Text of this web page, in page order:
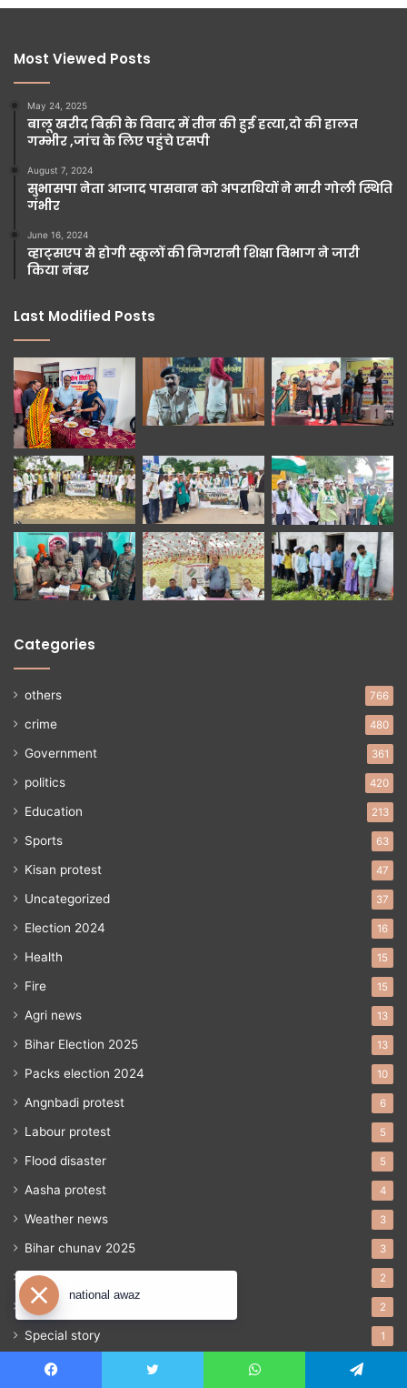
Most Viewed Posts
May 24, 2025
बालू खरीद बिक्री के विवाद में तीन की हुई हत्या,दो की हालत
गम्भीर ,जांच के लिए पहुंचे एसपी
August 7, 2024
सुभासपा नेता आजाद पासवान को अपराधियों ने मारी गोली स्थिति
गंभीर
June 16, 2024
व्हाट्सएप से होगी स्कूलों की निगरानी शिक्षा विभाग ने जारी
किया नंबर
Last Modified Posts
Categories
others 766
crime 480
Government 361
politics 420
Education 213
Sports 63
Kisan protest 47
Uncategorized 37
Election 2024 16
Health 15
Fire 15
Agri news 13
Bihar Election 2025 13
Packs election 2024 10
Angnbadi protest 6
Labour protest 5
Flood disaster 5
Aasha protest 4
Weather news 3
Bihar chunav 2025 3
entertainment 2
Opration sindoor 2
Special story 1
C.H.O. stricke
national awaz